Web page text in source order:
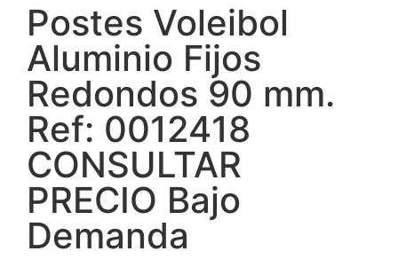
Postes Voleibol
Aluminio Fijos
Redondos 90 mm.
Ref: 0012418
CONSULTAR
PRECIO Bajo
Demanda